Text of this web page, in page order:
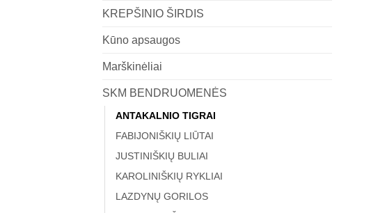
KREPŠINIO ŠIRDIS
Kūno apsaugos
Marškinėliai
SKM BENDRUOMENĖS
ANTAKALNIO TIGRAI
FABIJONIŠKIŲ LIŪTAI
JUSTINIŠKIŲ BULIAI
KAROLINIŠKIŲ RYKLIAI
LAZDYNŲ GORILOS